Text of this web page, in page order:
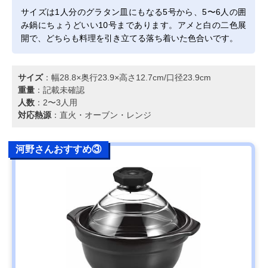
サイズは1人分のグラタン皿にもなる5号から、5〜6人の囲
み鍋にちょうどいい10号まであります。アメと白の二色展
開で、どちらも料理を引き立てる落ち着いた色合いです。
サイズ：幅28.8×奥行23.9×高さ12.7cm/口径23.9cm
重量 ：記載未確認
人数 ：2〜3人用
対応熱源 ：直火・オーブン・レンジ
河野さんおすすめ③